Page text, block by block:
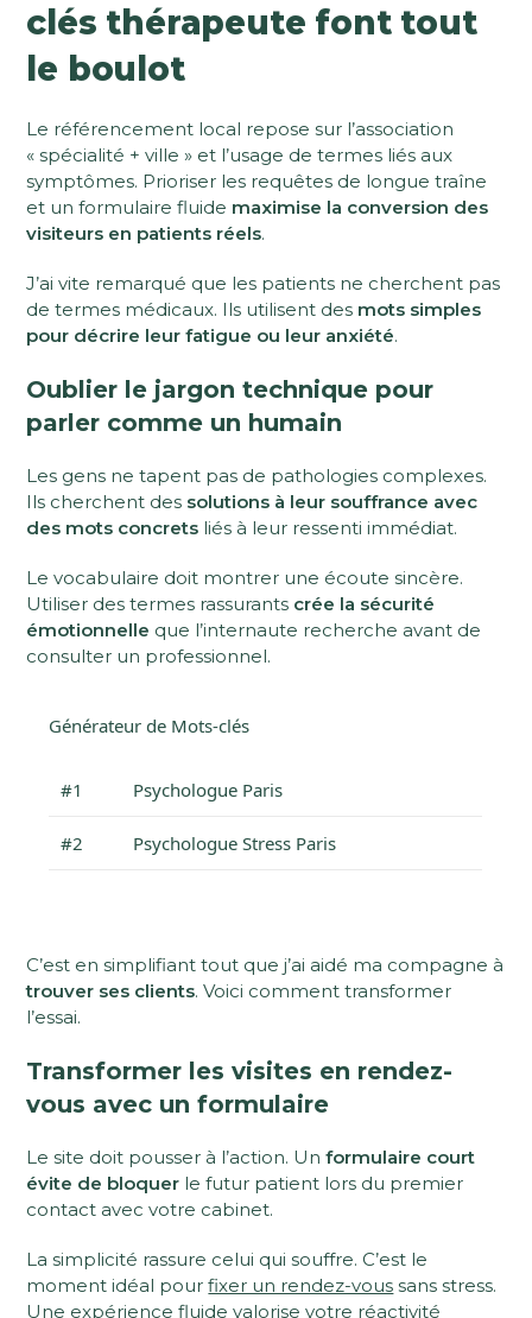
clés thérapeute font tout
le boulot
Le référencement local repose sur l’association
« spécialité + ville » et l’usage de termes liés aux
symptômes. Prioriser les requêtes de longue traîne
et un formulaire fluide maximise la conversion des
visiteurs en patients réels.
J’ai vite remarqué que les patients ne cherchent pas
de termes médicaux. Ils utilisent des mots simples
pour décrire leur fatigue ou leur anxiété.
Oublier le jargon technique pour
parler comme un humain
Les gens ne tapent pas de pathologies complexes.
Ils cherchent des solutions à leur souffrance avec
des mots concrets liés à leur ressenti immédiat.
Le vocabulaire doit montrer une écoute sincère.
Utiliser des termes rassurants crée la sécurité
émotionnelle que l’internaute recherche avant de
consulter un professionnel.
Générateur de Mots-clés
#1 Psychologue Paris
#2 Psychologue Stress Paris
C’est en simplifiant tout que j’ai aidé ma compagne à
trouver ses clients. Voici comment transformer
l’essai.
Transformer les visites en rendez-
vous avec un formulaire
Le site doit pousser à l’action. Unformulaire court
évite de bloquer le futur patient lors du premier
contact avec votre cabinet.
La simplicité rassure celui qui souffre. C’est le
moment idéal pourfixer un rendez-vous sans stress.
Une expérience fluide valorise votre réactivité